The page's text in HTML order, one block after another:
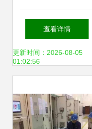
家电到化妆品，探
索视觉优化与行业
查看详情
更新时间：2026-08-05
01:02:56